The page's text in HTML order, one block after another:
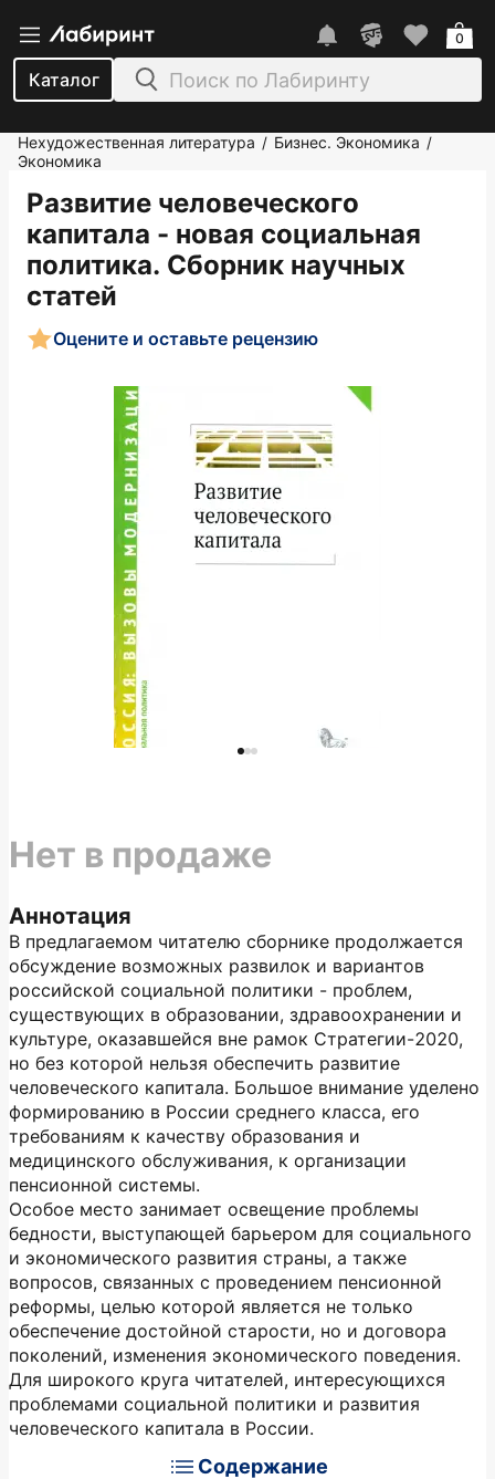
Каталог
0
Нехудожественная литература / Бизнес. Экономика /
Экономика
Развитие человеческого
капитала - новая социальная
политика. Сборник научных
статей
Оцените и оставьте рецензию
Аннотация
В предлагаемом читателю сборнике продолжается
обсуждение возможных развилок и вариантов
российской социальной политики - проблем,
существующих в образовании, здравоохранении и
культуре, оказавшейся вне рамок Стратегии-2020,
но без которой нельзя обеспечить развитие
человеческого капитала. Большое внимание уделено
формированию в России среднего класса, его
требованиям к качеству образования и
медицинского обслуживания, к организации
пенсионной системы.
Особое место занимает освещение проблемы
бедности, выступающей барьером для социального
и экономического развития страны, а также
вопросов, связанных с проведением пенсионной
реформы, целью которой является не только
обеспечение достойной старости, но и договора
поколений, изменения экономического поведения.
Для широкого круга читателей, интересующихся
проблемами социальной политики и развития
человеческого капитала в России.
Содержание
Нет в продаже